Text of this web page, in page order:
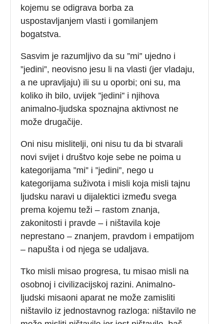
kojemu se odigrava borba za
uspostavljanjem vlasti i gomilanjem
bogatstva.
Sasvim je razumljivo da su ”mi” ujedno i
”jedini”, neovisno jesu li na vlasti (jer vladaju,
a ne upravljaju) ili su u oporbi; oni su, ma
koliko ih bilo, uvijek ”jedini” i njihova
animalno-ljudska spoznajna aktivnost ne
može drugačije.
Oni nisu mislitelji, oni nisu tu da bi stvarali
novi svijet i društvo koje sebe ne poima u
kategorijama ”mi” i ”jedini”, nego u
kategorijama suživota i misli koja misli tajnu
ljudsku naravi u dijalektici između svega
prema kojemu teži – rastom znanja,
zakonitosti i pravde – i ništavila koje
neprestano – znanjem, pravdom i empatijom
– napušta i od njega se udaljava.
Tko misli misao progresa, tu misao misli na
osobnoj i civilizacijskoj razini. Animalno-
ljudski misaoni aparat ne može zamisliti
ništavilo iz jednostavnog razloga: ništavilo ne